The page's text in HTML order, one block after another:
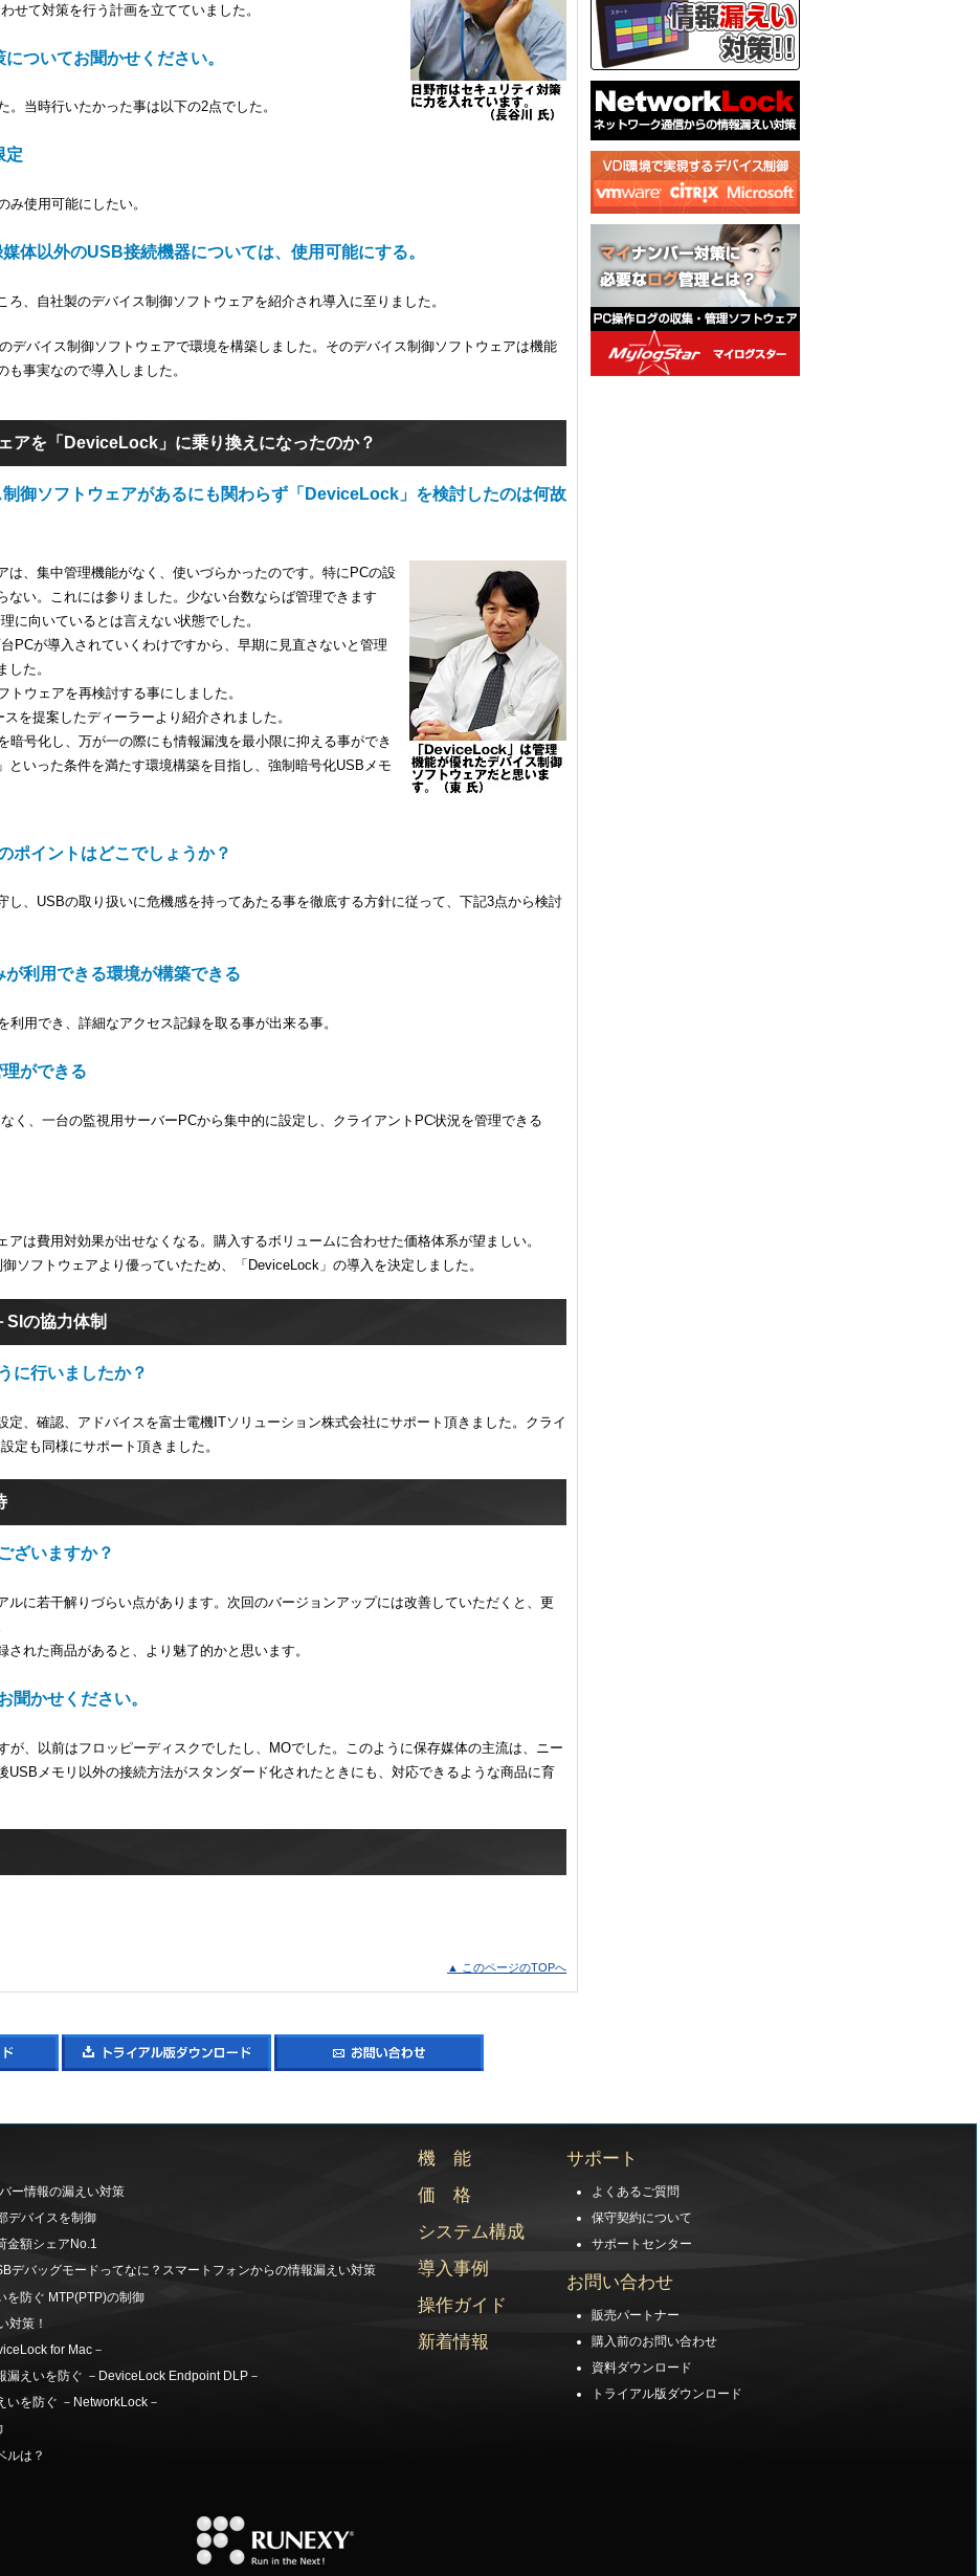
せて対策を行う計画を立てていました。
ついてお聞かせください。
当時行いたかった事は以下の2点でした。
定
使用可能にしたい。
以外のUSB接続機器については、使用可能にする。
、自社製のデバイス制御ソフトウェアを紹介され導入に至りました。
デバイス制御ソフトウェアで環境を構築しました。そのデバイス制御ソフトウェアは機能
事実なので導入しました。
アを「DeviceLock」に乗り換えになったのか？
御ソフトウェアがあるにも関わらず「DeviceLock」を検討したのは何故
は、集中管理機能がなく、使いづらかったのです。特にPCの設
ない。これには参りました。少ない台数ならば管理できます
に向いているとは言えない状態でした。
PCが導入されていくわけですから、早期に見直さないと管理
た。
ウェアを再検討する事にしました。
を提案したディーラーより紹介されました。
暗号化し、万が一の際にも情報漏洩を最小限に抑える事ができ
といった条件を満たす環境構築を目指し、強制暗号化USBメモ
イントはどこでしょうか？
し、USBの取り扱いに危機感を持ってあたる事を徹底する方針に従って、下記3点から検討
利用できる環境が構築できる
用でき、詳細なアクセス記録を取る事が出来る事。
ができる
く、一台の監視用サーバーPCから集中的に設定し、クライアントPC状況を管理できる
は費用対効果が出せなくなる。購入するボリュームに合わせた価格体系が望ましい。
ソフトウェアより優っていたため、「DeviceLock」の導入を決定しました。
の協力体制
行いましたか？
定、確認、アドバイスを富士電機ITソリューション株式会社にサポート頂きました。クライ
定も同様にサポート頂きました。
いますか？
ルに若干解りづらい点があります。次回のバージョンアップには改善していただくと、更
れた商品があると、より魅了的かと思います。
かせください。
が、以前はフロッピーディスクでしたし、MOでした。このように保存媒体の主流は、ニー
USBメモリ以外の接続方法がスタンダード化されたときにも、対応できるような商品に育
▲ このページのTOPへ
ー情報の漏えい対策
デバイスを制御
金額シェアNo.1
デバッグモードってなに？スマートフォンからの情報漏えい対策
を防ぐ MTP(PTP)の制御
対策！
for Mac－
漏えいを防ぐ －DeviceLock Endpoint DLP－
いを防ぐ －NetworkLock－
ルは？
機 能
価 格
システム構成
導入事例
操作ガイド
新着情報
サポート
よくあるご質問
保守契約について
サポートセンター
お問い合わせ
販売パートナー
購入前のお問い合わせ
資料ダウンロード
トライアル版ダウンロード